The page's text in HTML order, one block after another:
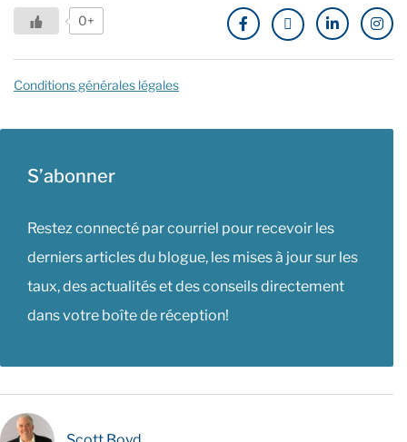
0+
Conditions générales légales
S’abonner
Restez connecté par courriel pour recevoir les
derniers articles du blogue, les mises à jour sur les
taux, des actualités et des conseils directement
dans votre boîte de réception!